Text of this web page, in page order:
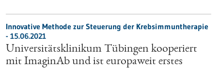
Innovative Methode zur Steuerung der Krebsimmuntherapie
- 15.06.2021
Universitätsklinikum Tübingen kooperiert
mit ImaginAb und ist europaweit erstes